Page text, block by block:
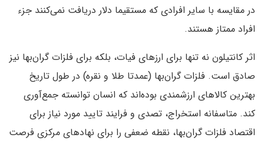
در مقایسه با سایر افرادی که مستقیما دلار دریافت نمی‌کنند جزء
افراد ممتاز هستند.
اثر کانتیلون نه تنها برای ارزهای فیات، بلکه برای فلزات گران‌بها نیز
صادق است. فلزات گران‌بها (عمدتا طلا و نقره) در طول تاریخ
بهترین کالاهای ارزشمندی بوده‌اند که انسان توانسته جمع‌آوری
کند. متاسفانه استخراج، تصدی و فرایند تایید مورد نیاز برای
اقتصاد فلزات گران‌بها، نقطه ضعفی را برای نهادهای مرکزی فرصت